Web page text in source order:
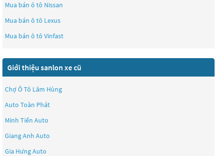
Mua bán ô tô Nissan
Mua bán ô tô Lexus
Mua bán ô tô Vinfast
Giới thiệu sanlon xe cũ
Chợ Ô Tô Lâm Hùng
Auto Toàn Phát
Minh Tiến Auto
Giang Anh Auto
Gia Hưng Auto